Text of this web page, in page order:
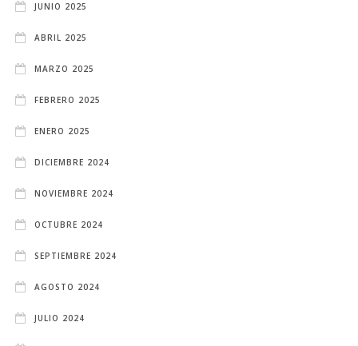
JUNIO 2025
ABRIL 2025
MARZO 2025
FEBRERO 2025
ENERO 2025
DICIEMBRE 2024
NOVIEMBRE 2024
OCTUBRE 2024
SEPTIEMBRE 2024
AGOSTO 2024
JULIO 2024